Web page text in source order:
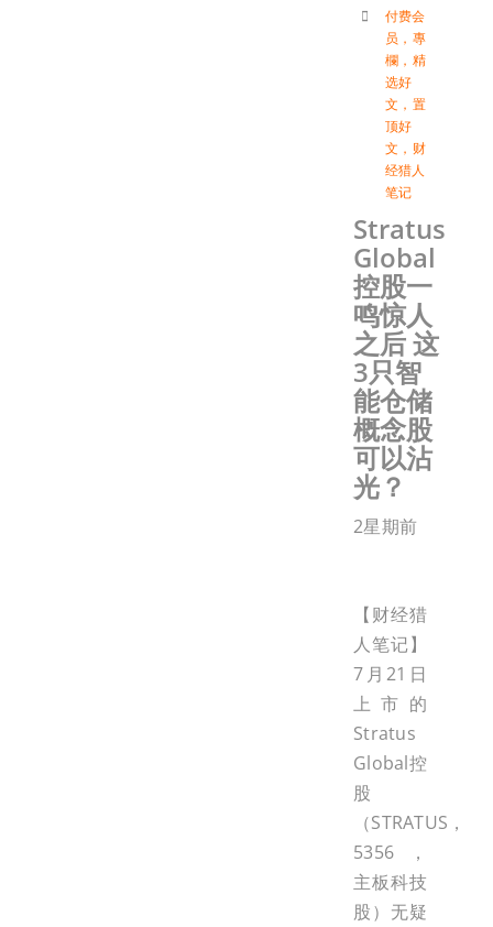
付费会
员 ， 專
欄 ， 精
选好
文 ， 置
顶好
文 ， 财
经猎人
笔记
Stratus
Global
控股一
鸣惊人
之后 这
3只智
能仓储
概念股
可以沾
光？
2星期前
【财经猎
人笔记】
7月21日
上市的
Stratus
Global控
股
（STRATUS，
5356，
主板科技
股）无疑